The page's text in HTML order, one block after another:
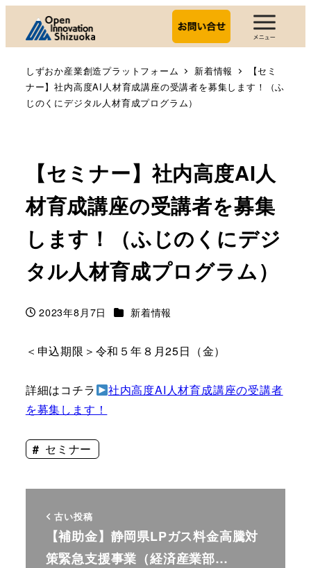
しずおか産業創造プラットフォーム 新着情報
【セミ
ナー】社内高度AI人材育成講座の受講者を募集します！（ふ
じのくにデジタル人材育成プログラム）
【セミナー】社内高度AI人
材育成講座の受講者を募集
します！（ふじのくにデジ
タル人材育成プログラム）
投稿日
2023年8月7日 カテゴリー
新着情報
＜申込期限＞令和５年８月25日（金）
詳細はコチラ
社内高度AI人材育成講座の受講者
を募集します！
セミナー
古い投稿
【補助金】静岡県LPガス料金高騰対
策緊急支援事業（経済産業部…